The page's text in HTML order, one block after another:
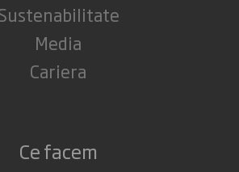
Media
Cariera
Ce facem